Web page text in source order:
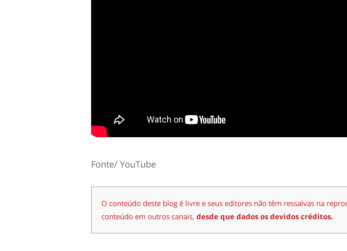
Fonte/ YouTube
O conteúdo deste blog é livre e seus editores não têm ressalvas na
conteúdo em outros canais, desde que dados os devidos créditos.